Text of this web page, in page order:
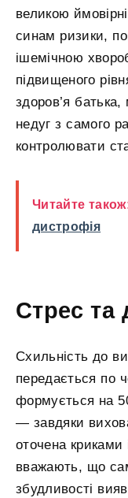
великою
синам ризики,
ішемічною
підвищеного
здоров’я
недуг з самого
контролювати
Читайте
дистрофія
Стрес та
Схильність до
передається по
формується на
— завдяки
оточена криками
вважають, що
збудливості